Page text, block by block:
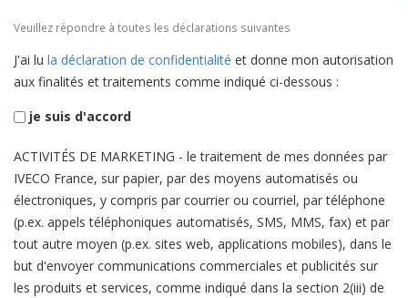
Veuillez répondre à toutes les déclarations suivantes
J'ai lu la déclaration de confidentialité et donne mon autorisation
aux finalités et traitements comme indiqué ci-dessous :
je suis d'accord
ACTIVITÉS DE MARKETING - le traitement de mes données par
IVECO France, sur papier, par des moyens automatisés ou
électroniques, y compris par courrier ou courriel, par téléphone
(p.ex. appels téléphoniques automatisés, SMS, MMS, fax) et par
tout autre moyen (p.ex. sites web, applications mobiles), dans le
but d'envoyer communications commerciales et publicités sur
les produits et services, comme indiqué dans la section 2(iii) de